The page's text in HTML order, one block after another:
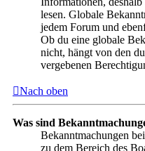
lesen. Globale
jedem Forum und
Ob du eine globale
nicht, hängt von den
vergebenen
Nach oben
Was sind
Bekanntmachungen
zu dem Bereich des